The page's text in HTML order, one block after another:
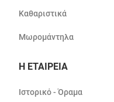
Καθαριστικά
Μωρομάντηλα
Η ΕΤΑΙΡΕΙΑ
Ιστορικό - Όραμα